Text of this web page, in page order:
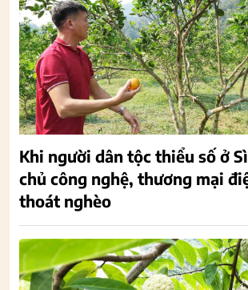
Khi người dân tộc thiểu số ở
chủ công nghệ, thương mại
thoát nghèo